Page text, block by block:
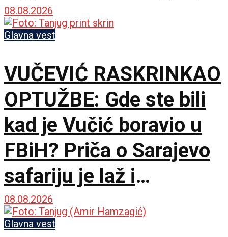
osiguraju bezbednost
08.08.2026
Glavna vest
VUČEVIĆ RASKRINKAO
OPTUŽBE: Gde ste bili
kad je Vučić boravio u
FBiH? Priča o Sarajevo
safariju je laž i
propaganda
08.08.2026
Glavna vest